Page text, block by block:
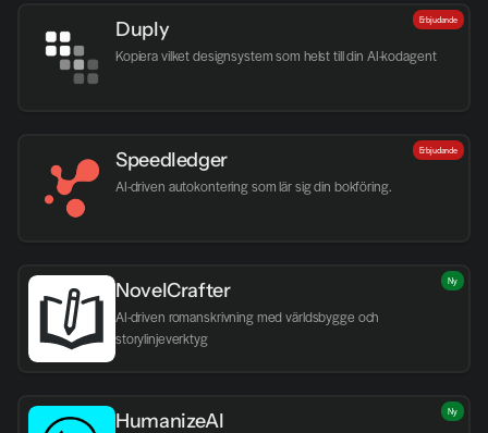
Duply
Kopiera vilket designsystem som helst till din AI-kodagent
Erbjudande
Speedledger
AI-driven autokontering som lär sig din bokföring.
Erbjudande
NovelCrafter
AI-driven romanskrivning med världsbygge och
storylinjeverktyg
Ny
HumanizeAI Ny